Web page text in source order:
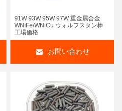
91W 93W 95W 97W 重金属合金
WNiFe/WNiCu ウォルフスタン棒
工場価格
お問い合わせ